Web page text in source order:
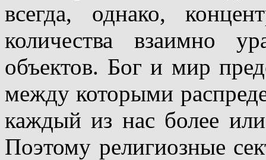
всегда, однако,
количества взаимно
объектов. Бог и мир
между которыми
каждый из нас более
Поэтому религиозные